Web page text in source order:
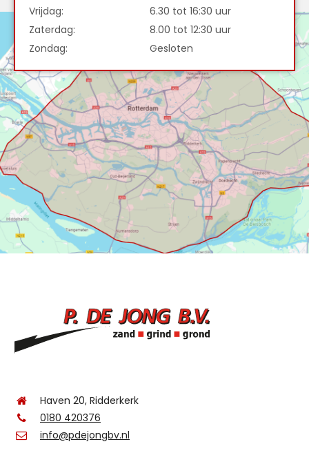
Vrijdag:
6.30 tot 16:30 uur
Zaterdag:
8.00 tot 12:30 uur
Zondag:
Gesloten
Haven 20, Ridderkerk
0180 420376
info@pdejongbv.nl